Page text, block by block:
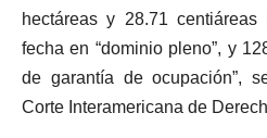
hectáreas y 28.71
fecha en “dominio pleno”, y
de garantía de ocupación”,
Corte Interamericana de